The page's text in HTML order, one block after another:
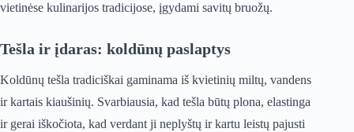
vietinėse kulinarijos tradicijose, įgydami savitų bruožų.
Tešla ir įdaras: koldūnų paslaptys
Koldūnų tešla tradiciškai gaminama iš kvietinių miltų, vandens
ir kartais kiaušinių. Svarbiausia, kad tešla būtų plona, elastinga
ir gerai iškočiota, kad verdant ji neplyštų ir kartu leistų pajusti